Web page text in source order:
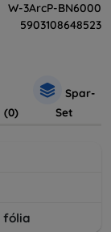
W-3ArcP-BN6000
5903108648523
(0)
Spar-
Set
fólia